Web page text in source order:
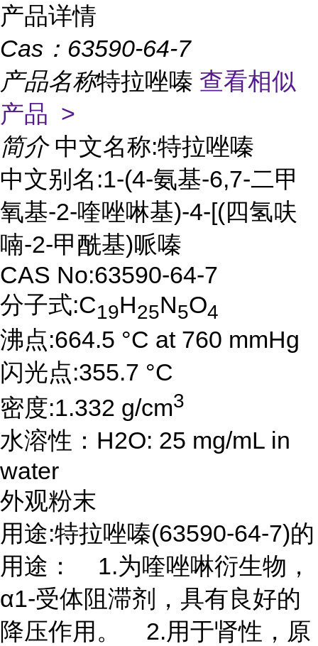
产品详情
Cas： 63590-64-7
产品名称特拉唑嗪 查看相似
产品 >
简介 中文名称:特拉唑嗪
中文别名:1-(4-氨基-6,7-二甲
氧基-2-喹唑啉基)-4-[(四氢呋
喃-2-甲酰基)哌嗪
CAS No:63590-64-7
分子式:C19H25N5O4
沸点:664.5 °C at 760 mmHg
闪光点:355.7 °C
密度:1.332 g/cm3
水溶性：H2O: 25 mg/mL in
water
外观粉末
用途:特拉唑嗪(63590-64-7)的
用途： 1.为喹唑啉衍生物，
α1-受体阻滞剂，具有良好的
降压作用。 2.用于肾性，原